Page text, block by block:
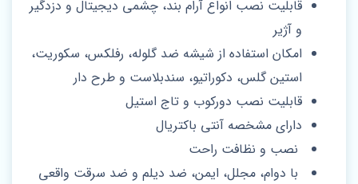
قابلیت نصب انواع آرام بند، چشمی دیجیتال و دزدگیر
و آژیر
امکان استفاده از شیشه ضد گلوله، رفلکس، سکوریت،
استین گلس، دکوراتیو، سندبلاست و طرح دار
قابلیت نصب دورکوب و تاج استیل
دارای مشخصه آنتی باکتریال
نصب و نظافت راحت
با دوام، مجلل، ایمن، ضد دیلم و ضد سرقت واقعی